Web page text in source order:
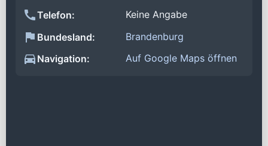
Telefon:
Keine Angabe
Bundesland:
Brandenburg
Navigation:
Auf Google Maps öffnen